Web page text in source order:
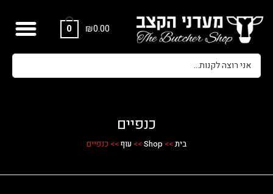
₪0.00
0
כנפיים
בית>>
Shop
>> עוף>> כנפיים